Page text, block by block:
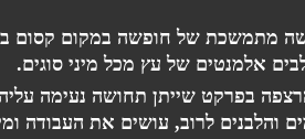
מתמשכת של חופשה במקום קסום
אלמנטים של עץ מכל מיני סוגים.
בפרקט שייתן תחושה נעימה
והלבנים לרוב, עושים את העבודה